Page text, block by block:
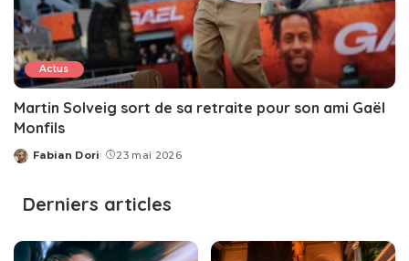
Actus
Martin Solveig sort de sa retraite pour son ami Gaël
Monfils
Posted
Fabian Dori 23 mai 2026
Derniers articles